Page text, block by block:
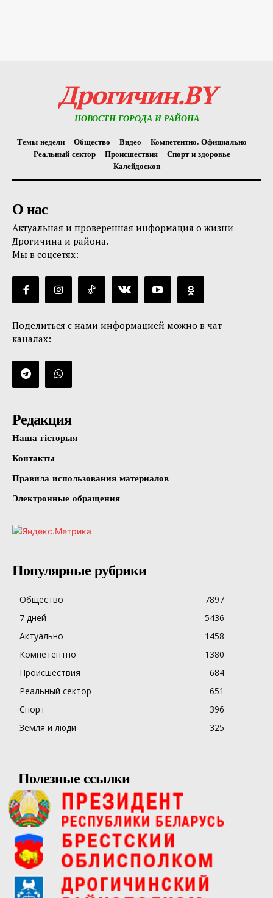
Дрогичин.BY
НОВОСТИ ГОРОДА И РАЙОНА
Темы недели Общество Видео
Компетентно. Официально
Реальный сектор
Происшествия
Спорт и здоровье
Калейдоскоп
О нас
Актуальная и проверенная информация о жизни
Дрогичина и района.
Мы в соцсетях:
Поделиться с нами информацией можно в чат-
каналах:
Редакция
Наша гісторыя
Контакты
Правила использования материалов
Электронные обращения
Популярные рубрики
Общество
7897
7 дней
5436
Актуально
1458
Компетентно
1380
Происшествия
684
Реальный сектор
651
Спорт
396
Земля и люди
325
Полезные ссылки